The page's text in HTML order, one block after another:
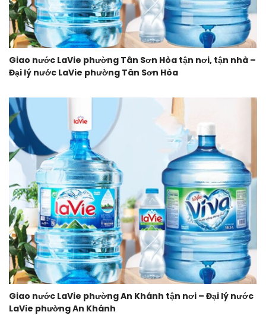
Giao nước LaVie phường Tân Sơn Hòa tận nơi, tận nhà –
Đại lý nước LaVie phường Tân Sơn Hòa
Giao nước LaVie phường An Khánh tận nơi – Đại lý nước
LaVie phường An Khánh